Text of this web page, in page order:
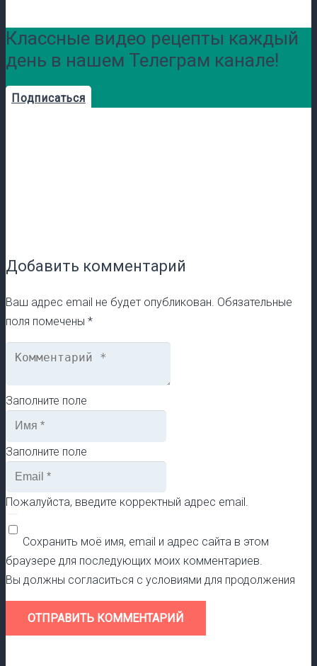
Классные видео рецепты каждый
день в нашем Телеграм канале!
Подписаться
Добавить комментарий
Ваш адрес email не будет опубликован. Обязательные
поля помечены *
Заполните поле
Заполните поле
Пожалуйста, введите корректный адрес email.
Сохранить моё имя, email и адрес сайта в этом
браузере для последующих моих комментариев.
Вы должны согласиться с условиями для продолжения
ОТПРАВИТЬ КОММЕНТАРИЙ